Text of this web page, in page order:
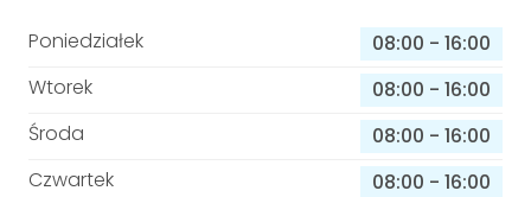
Poniedziałek 08:00 - 16:00
Wtorek
08:00 - 16:00
Środa
08:00 - 16:00
Czwartek
08:00 - 16:00